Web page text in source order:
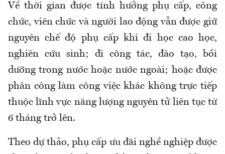
Về thời gian được tính hưởng phụ cấp, công
chức, viên chức và người lao động vẫn được giữ
nguyên chế độ phụ cấp khi đi học cao học,
nghiên cứu sinh; đi công tác, đào tạo, bồi
dưỡng trong nước hoặc nước ngoài; hoặc được
phân công làm công việc khác không trực tiếp
thuộc lĩnh vực năng lượng nguyên tử liên tục từ
6 tháng trở lên.
Theo dự thảo, phụ cấp ưu đãi nghề nghiệp được